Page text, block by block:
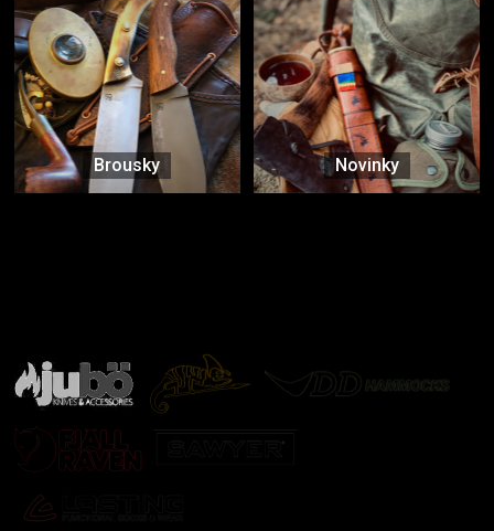
Brousky Novinky